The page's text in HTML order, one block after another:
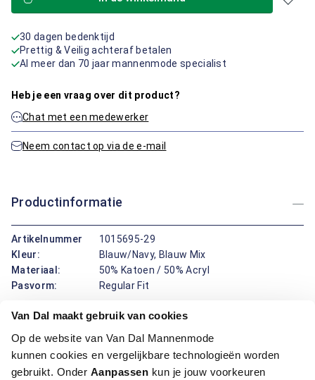
Van Dal maakt gebruik van cookies
Op de website van Van Dal Mannenmode
kunnen cookies en vergelijkbare technologieën worden
gebruikt. Onder Aanpassen kun je jouw voorkeuren
30 dagen bedenktijd
Prettig & Veilig achteraf betalen
Al meer dan 70 jaar mannenmode specialist
Heb je een vraag over dit product?
Chat met een medewerker
Neem contact op via de e-mail
Productinformatie
Artikelnummer
1015695-29
Kleur:
Blauw/Navy, Blauw Mix
Materiaal:
50% Katoen / 50% Acryl
Pasvorm:
Regular Fit
Deze blauwe trui van Bartlett Classics combineert een
verzorgd uiterlijk met dagelijks draagcomfort. Het geblokte
motief geeft de trui een karaktervolle uitstraling, terwijl de
ronde hals met ritssluiting zorgt voor een moderne, sportieve